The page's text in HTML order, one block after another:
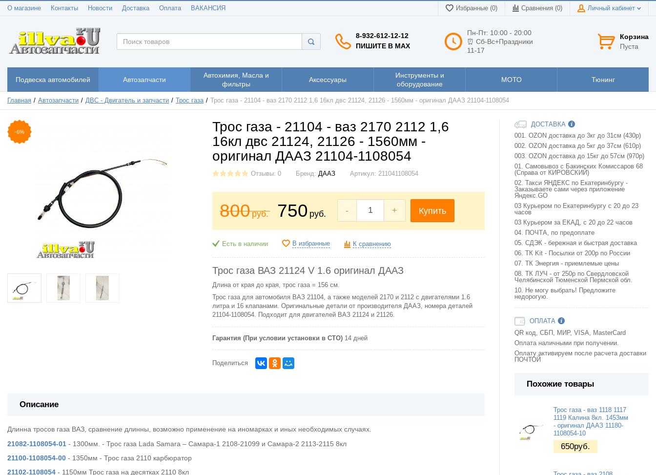
О магазине Контакты Новости Доставка Оплата ВАКАНСИЯ Избранные (0) Сравнения (0) Личный кабинет
8-932-612-12-12
ПИШИТЕ В MAX
Пн-Пт: 10:00 - 20:00
⏰ Сб-Вс+Праздники
11-17
Корзина
Пуста
Подвеска автомобилей Автозапчасти
Автохимия, Масла и
фильтры
Аксессуары
Инструменты и
оборудование
МОТО Тюнинг
Главная Автозапчасти ДВС - Двигатель и запчасти Трос газа Трос газа - 21104 - ваз 2170 2112 1,6 16кл двс 21124, 21126 - 1560мм - оригинал ДААЗ 21104-1108054
-6%
Трос газа - 21104 - ваз 2170 2112 1,6
16кл двс 21124, 21126 - 1560мм -
оригинал ДААЗ 21104-1108054
Отзывы: 0 Бренд: ДААЗ Артикул: 211041108054
800руб. 750 руб. - + Купить
Есть в наличии В избранные К сравнению
Трос газа ВАЗ 21124 V 1.6 оригинал ДААЗ
Длина от края до края, трос газа = 156 см.
Трос газа для автомобиля ВАЗ 21104, а также моделей 2170 и 2112 с двигателями 1.6
литра и 16 клапанами. Оригинальные детали от производителя ДААЗ, номера деталей
21104-1108054. Подходит для двигателей ВАЗ 21124 и 21126.
Гарантия (При условии установки в СТО) 14 дней
Поделиться
Описание
Длинна тросов газа ВАЗ, сравнение длинны, возможно применение на иномарках и иных необходимых случаях.
21082-1108054-01 - 1300мм. - Трос газа Lada Samara – Самара-1 2108-21099 и Самара-2 2113-2115 8кл
21100-1108054-00 - 1350мм - Трос газа 2110 карбюратор
21102-1108054 - 1150мм Трос газа на десятках 2110 8кл
ДОСТАВКА
001. OZON доставка до 3кг до 31см (430р)
002. OZON доставка до 5кг до 37см (610р)
003. OZON доставка до 15кг до 57см (970р)
01. Самовывоз с Бакинских Комиссаров 68
(Справа от КИРОВСКИЙ)
02. Такси ЯНДЕКС по Екатеринбургу -
Заказываете сами через приложение
Яндекс.GO
03 Курьером по Екатеринбургу с 20 до 23
часов
03 Курьером за ЕКАД, с 20 до 22 часов
04. ПОЧТА, по предоплате
05. СДЭК - бережная и быстрая доставка
06. ТК Kit - Посылки от 200р по России
07. ТК Энергия - приемлемые цены
08. ТК ЛУЧ - от 250р по Свердловской
Челябинской Тюменской Пермской обл.
10. Не могу выбрать! Предложите
недорогую.
ОПЛАТА
QR код, СБП, МИР, VISA, MasterCard
Оплата наличными при получении.
Оплату активируем после расчета доставки
ПОЧТОЙ
Похожие товары
Трос газа - ваз 1118 1117
1119 Калина 8кл. 1453мм
- оригинал ДААЗ 11180-
1108054-10
650руб.